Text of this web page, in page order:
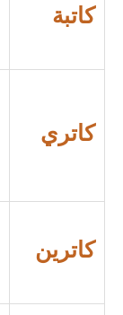
كاتبة
كاتري
كاترين